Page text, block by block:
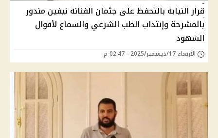
قرار النيابة بالتحفظ على جثمان الفنانة نيفين مندور
بالمشرحة وإنتداب الطب الشرعي والسماع لأقوال
الشهود
الأربعاء 17/ديسمبر/2025 - 02:47 م